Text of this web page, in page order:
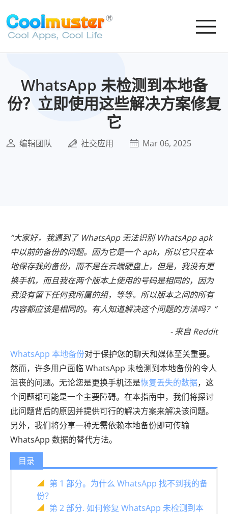
WhatsApp 未检测到本地备
份？立即使用这些解决方案修复
它
编辑团队 社交应用 Mar 06, 2025
“大家好，我遇到了 WhatsApp 无法识别 WhatsApp apk
中以前的备份的问题。因为它是一个 apk，所以它只在本
地保存我的备份，而不是在云端硬盘上，但是，我没有更
换手机，而且我在两个版本上使用的号码是相同的，因为
我没有留下任何我所属的组，等等。所以版本之间的所有
内容都应该是相同的。有人知道解决这个问题的方法吗？”
- 来自 Reddit
WhatsApp 本地备份对于保护您的聊天和媒体至关重要。
然而，许多用户面临 WhatsApp 未检测到本地备份的令人
沮丧的问题。无论您是更换手机还是恢复丢失的数据，这
个问题都可能是一个主要障碍。在本指南中，我们将探讨
此问题背后的原因并提供可行的解决方案来解决该问题。
另外，我们将分享一种无需依赖本地备份即可传输
WhatsApp 数据的替代方法。
目录
第 1 部分。为什么 WhatsApp 找不到我的备
份？
第 2 部分. 如何修复 WhatsApp 未检测到本